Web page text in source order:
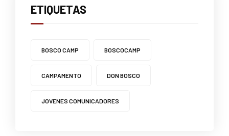
ETIQUETAS
BOSCO CAMP BOSCOCAMP
CAMPAMENTO DON BOSCO
JOVENES COMUNICADORES